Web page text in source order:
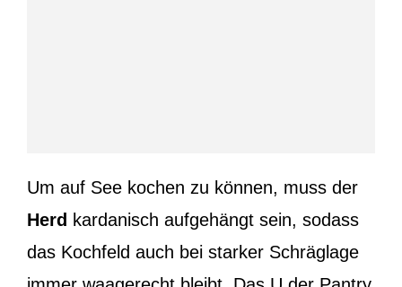
Um auf See kochen zu können, muss der
Herd kardanisch aufgehängt sein, sodass
das Kochfeld auch bei starker Schräglage